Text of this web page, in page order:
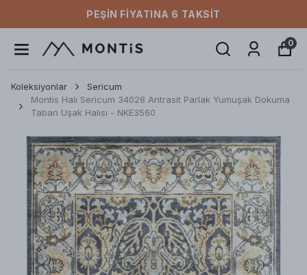
PEŞIN FIYATINA 6 TAKSIT
0
Koleksiyonlar
Sericum
Montis Halı Sericum 34028 Antrasit Parlak Yumuşak Dokuma
Taban Uşak Halısı - NKE3560